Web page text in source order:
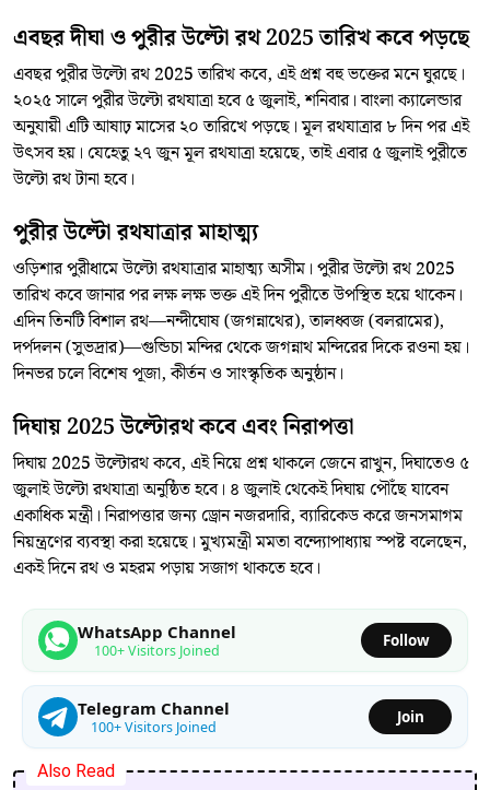
এবছর দীঘা ও পুরীর উল্টো রথ 2025 তারিখ কবে পড়ছে
এবছর পুরীর উল্টো রথ 2025 তারিখ কবে, এই প্রশ্ন বহু ভক্তের মনে ঘুরছে।
২০২৫ সালে পুরীর উল্টো রথযাত্রা হবে ৫ জুলাই, শনিবার। বাংলা ক্যালেন্ডার
অনুযায়ী এটি আষাঢ় মাসের ২০ তারিখে পড়ছে। মূল রথযাত্রার ৮ দিন পর এই
উৎসব হয়। যেহেতু ২৭ জুন মূল রথযাত্রা হয়েছে, তাই এবার ৫ জুলাই পুরীতে
উল্টো রথ টানা হবে।
পুরীর উল্টো রথযাত্রার মাহাত্ম্য
ওড়িশার পুরীধামে উল্টো রথযাত্রার মাহাত্ম্য অসীম। পুরীর উল্টো রথ 2025
তারিখ কবে জানার পর লক্ষ লক্ষ ভক্ত এই দিন পুরীতে উপস্থিত হয়ে থাকেন।
এদিন তিনটি বিশাল রথ—নন্দীঘোষ (জগন্নাথের), তালধ্বজ (বলরামের),
দর্পদলন (সুভদ্রার)—গুন্ডিচা মন্দির থেকে জগন্নাথ মন্দিরের দিকে রওনা হয়।
দিনভর চলে বিশেষ পূজা, কীর্তন ও সাংস্কৃতিক অনুষ্ঠান।
দিঘায় 2025 উল্টোরথ কবে এবং নিরাপত্তা
দিঘায় 2025 উল্টোরথ কবে, এই নিয়ে প্রশ্ন থাকলে জেনে রাখুন, দিঘাতেও ৫
জুলাই উল্টো রথযাত্রা অনুষ্ঠিত হবে। ৪ জুলাই থেকেই দিঘায় পৌঁছে যাবেন
একাধিক মন্ত্রী। নিরাপত্তার জন্য ড্রোন নজরদারি, ব্যারিকেড করে জনসমাগম
নিয়ন্ত্রণের ব্যবস্থা করা হয়েছে। মুখ্যমন্ত্রী মমতা বন্দ্যোপাধ্যায় স্পষ্ট বলেছেন,
একই দিনে রথ ও মহরম পড়ায় সজাগ থাকতে হবে।
WhatsApp Channel
100+ Visitors Joined
Follow
Telegram Channel
100+ Visitors Joined
Join
Also Read